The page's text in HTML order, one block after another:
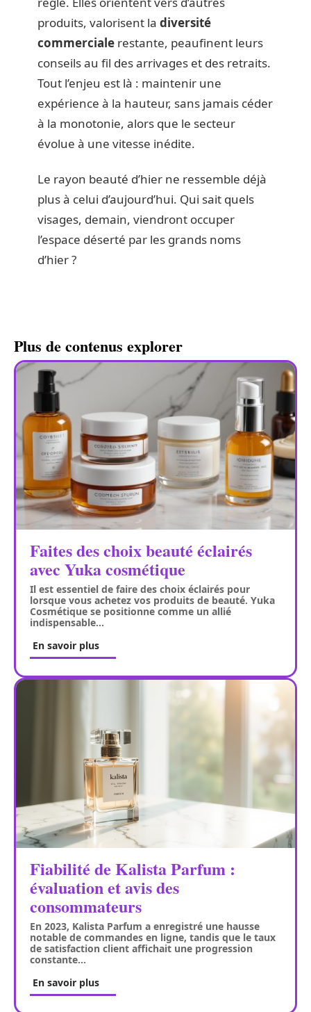
produits, valorisent la diversité
commerciale restante, peaufinent leurs
conseils au fil des arrivages et des retraits.
Tout l’enjeu est là : maintenir une
expérience à la hauteur, sans jamais céder
à la monotonie, alors que le secteur
évolue à une vitesse inédite.
Le rayon beauté d’hier ne ressemble déjà
plus à celui d’aujourd’hui. Qui sait quels
visages, demain, viendront occuper
l’espace déserté par les grands noms
d’hier ?
Plus de contenus explorer
Faites des choix beauté éclairés
avec Yuka cosmétique
Il est essentiel de faire des choix éclairés pour
lorsque vous achetez vos produits de beauté. Yuka
Cosmétique se positionne comme un allié
indispensable…
En savoir plus
Fiabilité de Kalista Parfum :
évaluation et avis des
consommateurs
En 2023, Kalista Parfum a enregistré une hausse
notable de commandes en ligne, tandis que le taux
de satisfaction client affichait une progression
constante…
En savoir plus